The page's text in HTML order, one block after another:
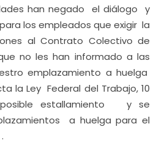
han negado el diálogo y
los empleados que exigir la
al Contrato Colectivo de
no les han informado a las
emplazamiento a huelga
la Ley Federal del Trabajo, 10
estallamiento y se
a huelga para el